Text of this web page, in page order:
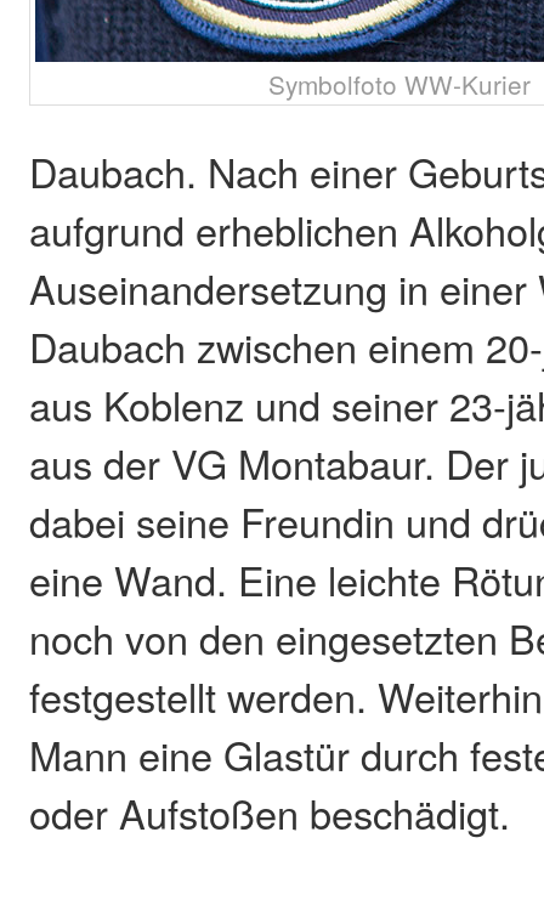
Symbolfoto WW-Kurier
Daubach. Nach einer
aufgrund erheblichen
Auseinandersetzung in einer
Daubach zwischen einem
aus Koblenz und seiner 23-
aus der VG Montabaur. Der
dabei seine Freundin und
eine Wand. Eine leichte
noch von den eingesetzten
festgestellt werden.
Mann eine Glastür durch
oder Aufstoßen beschädigt.